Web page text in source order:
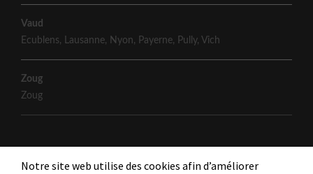
Vaud
Ecublens, Lausanne, Nyon, Payerne, Pully, Vich
Zoug
Zoug
Notre site web utilise des cookies afin d’améliorer